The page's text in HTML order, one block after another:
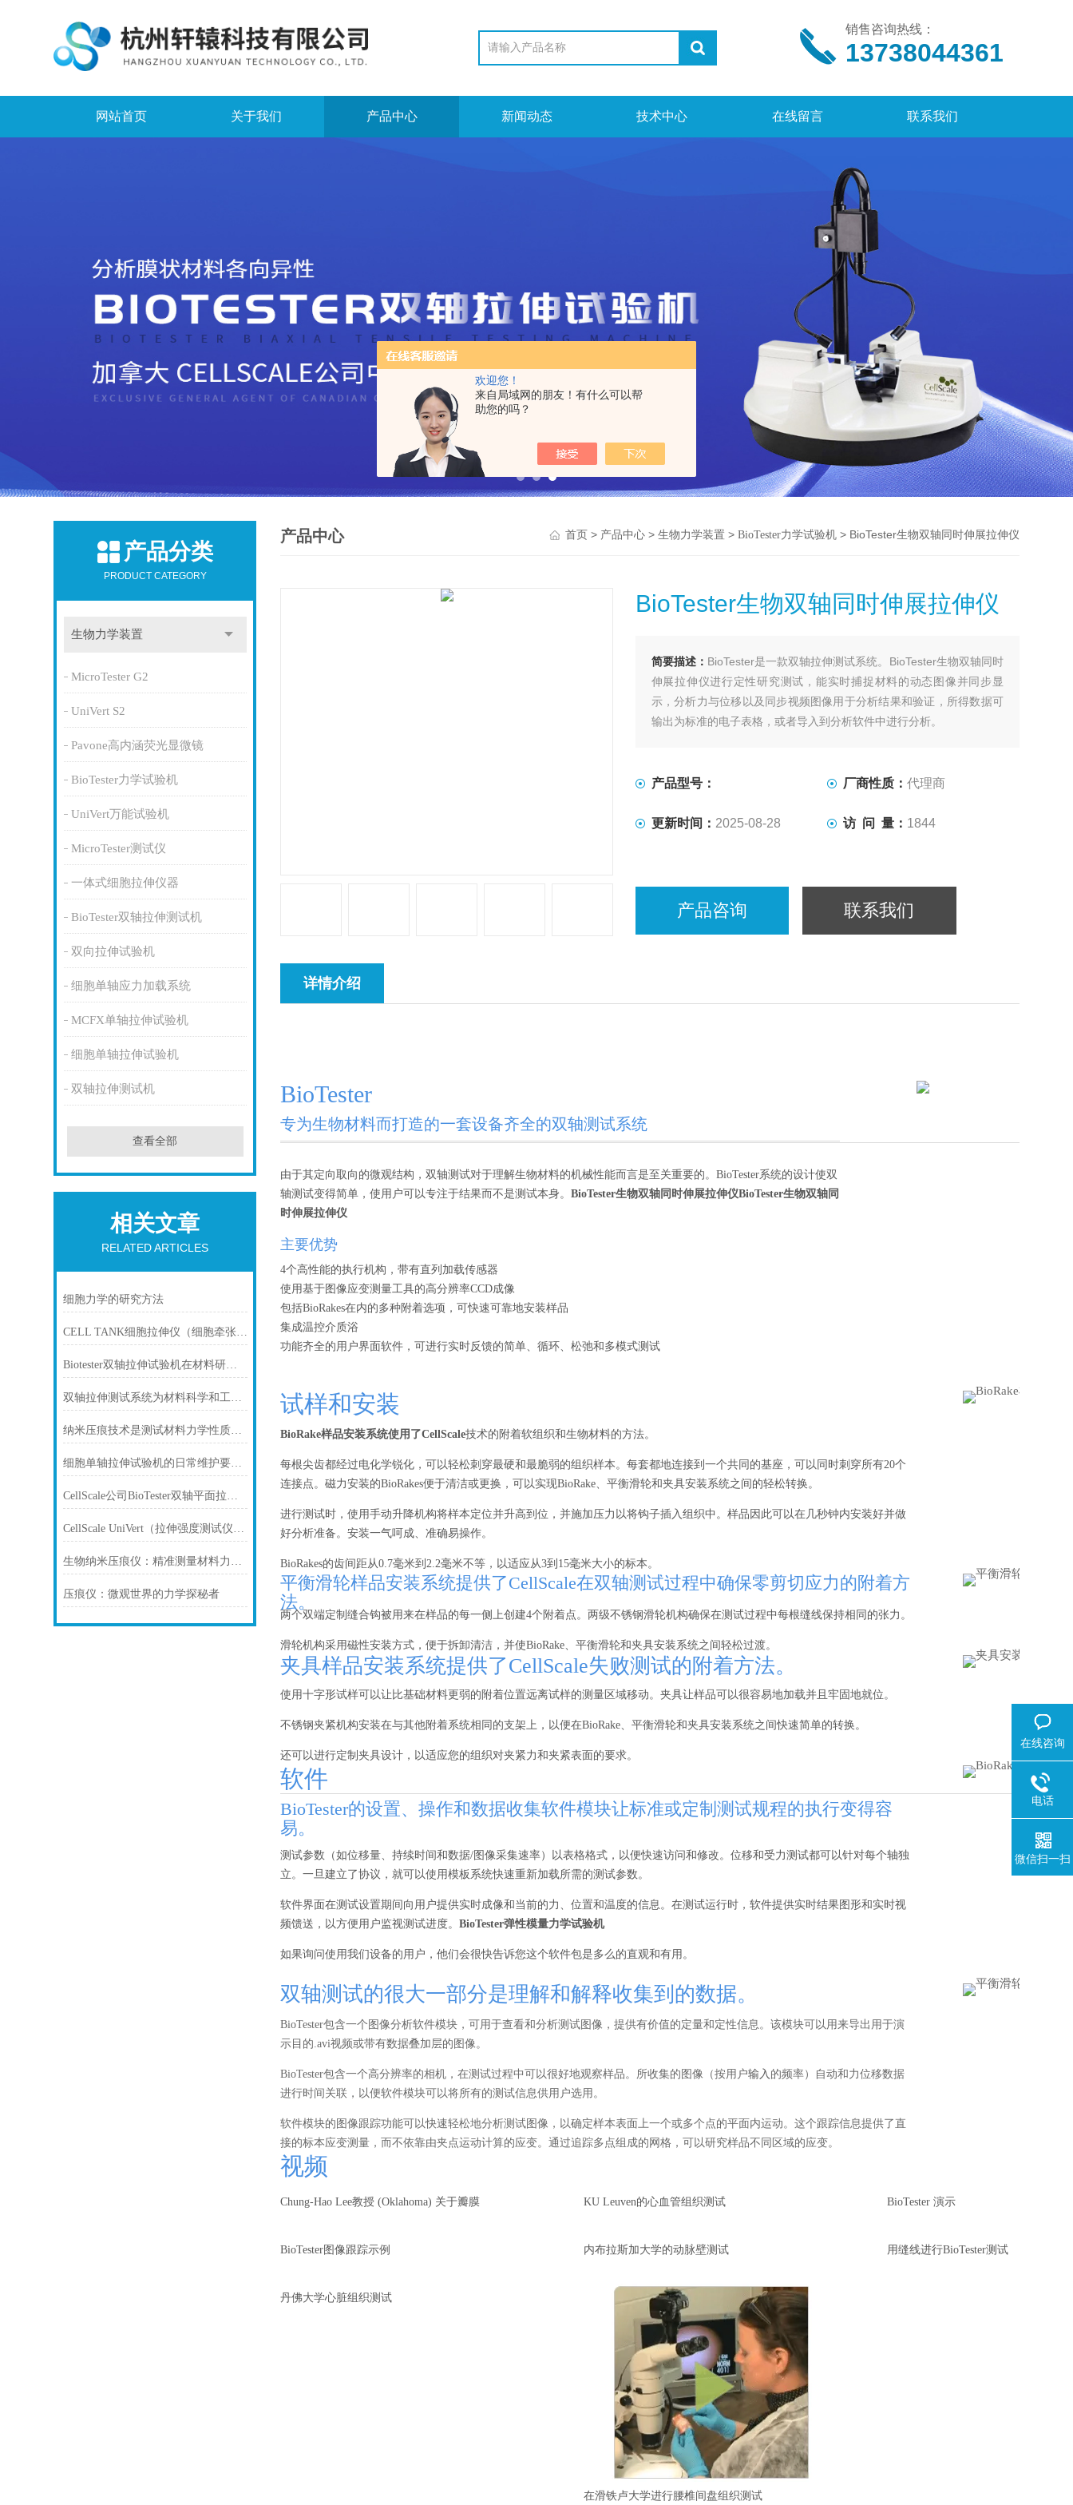
欢迎您！
来自局域网的朋友！有什么可以帮
助您的吗？
销售咨询热线：
13738044361
网站首页 关于我们 产品中心 新闻动态 技术中心 在线留言 联系我们
产品分类
PRODUCT CATEGORY
生物力学装置
MicroTester G2
UniVert S2
Pavone高内涵荧光显微镜
BioTester力学试验机
UniVert万能试验机
MicroTester测试仪
一体式细胞拉伸仪器
BioTester双轴拉伸测试机
双向拉伸试验机
细胞单轴应力加载系统
MCFX单轴拉伸试验机
细胞单轴拉伸试验机
双轴拉伸测试机
查看全部
相关文章
RELATED ARTICLES
细胞力学的研究方法
CELL TANK细胞拉伸仪（细胞牵张应变、细胞拉伸、细胞应力、细胞牵张力）
Biotester双轴拉伸试验机在材料研究与工程中的关键作用
双轴拉伸测试系统为材料科学和工程领域的研究提供关键数据和信息
纳米压痕技术是测试材料力学性质的方法之一
细胞单轴拉伸试验机的日常维护要注意哪些
CellScale公司BioTester双轴平面拉伸测试系统
CellScale UniVert（拉伸强度测试仪）的论文介绍-水凝胶万能试验机
生物纳米压痕仪：精准测量材料力学性能的新工具
压痕仪：微观世界的力学探秘者
产品中心 首页> 产品中心> 生物力学装置 > BioTester力学试验机> BioTester生物双轴同时伸展拉伸仪
BioTester生物双轴同时伸展拉伸仪
简要描述： BioTester是一款双轴拉伸测试系统。BioTester生物双轴同时
伸展拉伸仪进行定性研究测试，能实时捕捉材料的动态图像并同步显
示，分析力与位移以及同步视频图像用于分析结果和验证，所得数据可
输出为标准的电子表格，或者导入到分析软件中进行分析。
定。夹具可选多种测量模式。
产品型号： 厂商性质：代理商
更新时间： 2025-08-28 访 问 量： 1844
产品咨询 联系我们
详情介绍
BioTester
专为生物材料而打造的一套设备齐全的双轴测试系统
由于其定向取向的微观结构，双轴测试对于理解生物材料的机械性能而言是至关重要的。BioTester系统的设计使双
轴测试变得简单，使用户可以专注于结果而不是测试本身。BioTester生物双轴同时伸展拉伸仪BioTester生物双轴同
时伸展拉伸仪
主要优势
4个高性能的执行机构，带有直列加载传感器
使用基于图像应变测量工具的高分辨率CCD成像
包括BioRakes在内的多种附着选项，可快速可靠地安装样品
集成温控介质浴
功能齐全的用户界面软件，可进行实时反馈的简单、循环、松弛和多模式测试
试样和安装
BioRake样品安装系统使用了CellScale技术的附着软组织和生物材料的方法。
每根尖齿都经过电化学锐化，可以轻松刺穿最硬和最脆弱的组织样本。每套都地连接到一个共同的基座，可以同时刺穿所有20个
连接点。磁力安装的BioRakes便于清洁或更换，可以实现BioRake、平衡滑轮和夹具安装系统之间的轻松转换。
进行测试时，使用手动升降机构将样本定位并升高到位，并施加压力以将钩子插入组织中。样品因此可以在几秒钟内安装好并做
好分析准备。安装一气呵成、准确易操作。
BioRakes的齿间距从0.7毫米到2.2毫米不等，以适应从3到15毫米大小的标本。
平衡滑轮样品安装系统提供了CellScale在双轴测试过程中确保零剪切应力的附着方
法。
两个双端定制缝合钩被用来在样品的每一侧上创建4个附着点。两级不锈钢滑轮机构确保在测试过程中每根缝线保持相同的张力。
滑轮机构采用磁性安装方式，便于拆卸清洁，并使BioRake、平衡滑轮和夹具安装系统之间轻松过渡。
夹具样品安装系统提供了CellScale失败测试的附着方法。
使用十字形试样可以让比基础材料更弱的附着位置远离试样的测量区域移动。夹具让样品可以很容易地加载并且牢固地就位。
不锈钢夹紧机构安装在与其他附着系统相同的支架上，以便在BioRake、平衡滑轮和夹具安装系统之间快速简单的转换。
还可以进行定制夹具设计，以适应您的组织对夹紧力和夹紧表面的要求。
软件
BioTester的设置、操作和数据收集软件模块让标准或定制测试规程的执行变得容
易。
测试参数（如位移量、持续时间和数据/图像采集速率）以表格格式，以便快速访问和修改。位移和受力测试都可以针对每个轴独
立。一旦建立了协议，就可以使用模板系统快速重新加载所需的测试参数。
软件界面在测试设置期间向用户提供实时成像和当前的力、位置和温度的信息。在测试运行时，软件提供实时结果图形和实时视
频馈送，以方便用户监视测试进度。BioTester弹性模量力学试验机
如果询问使用我们设备的用户，他们会很快告诉您这个软件包是多么的直观和有用。
双轴测试的很大一部分是理解和解释收集到的数据。
BioTester包含一个图像分析软件模块，可用于查看和分析测试图像，提供有价值的定量和定性信息。该模块可以用来导出用于演
示目的.avi视频或带有数据叠加层的图像。
BioTester包含一个高分辨率的相机，在测试过程中可以很好地观察样品。所收集的图像（按用户输入 的频率）自动和力位移数据
进行时间关联，以便软件模块可以将所有的测试信息供用户选用。
软件模块的图像跟踪功能可以快速轻松地分析测试图像，以确定样本表面上一个或多个点的平面内运动。这个跟踪信息提供了直
接的标本应变测量，而不依靠由夹点运动计算的应变。通过追踪多点组成的网格，可以研究样品不同区域的应变。
视频
Chung-Hao Lee教授 (Oklahoma) 关于瓣膜
BioTester图像跟踪示例
丹佛大学心脏组织测试
KU Leuven的心血管组织测试
内布拉斯加大学的动脉壁测试
在滑铁卢大学进行腰椎间盘组织测试
BioTester 演示
用缝线进行BioTester测试
r
a
g
t
o
i
在线咨询
电话
微信扫一扫